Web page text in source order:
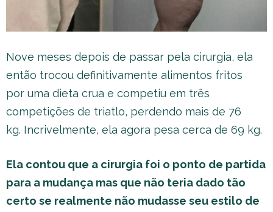
Nove meses depois de passar pela cirurgia, ela
então trocou definitivamente alimentos fritos
por uma dieta crua e competiu em três
competições de triatlo, perdendo mais de 76
kg. Incrivelmente, ela agora pesa cerca de 69 kg.
Ela contou que a cirurgia foi o ponto de partida
para a mudança mas que não teria dado tão
certo se realmente não mudasse seu estilo de